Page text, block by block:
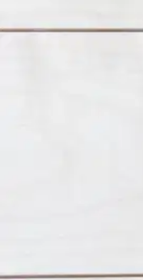
Siirry valitsemaan myymälä